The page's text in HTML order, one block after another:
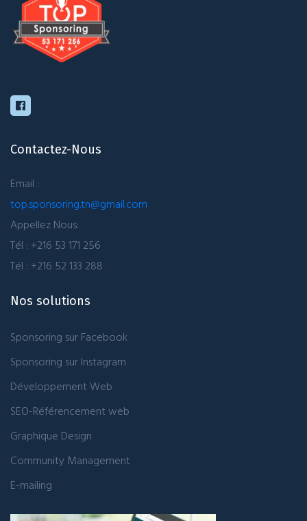
Contactez-Nous
Email :
top.sponsoring.tn@gmail.com
Appellez Nous:
Tél : +216 53 171 256
Tél : +216 52 133 288
Nos solutions
Sponsoring sur Facebook
Sponsoring sur Instagram
Développement Web
SEO-Référencement web
Graphique Design
Community Management
E-mailing